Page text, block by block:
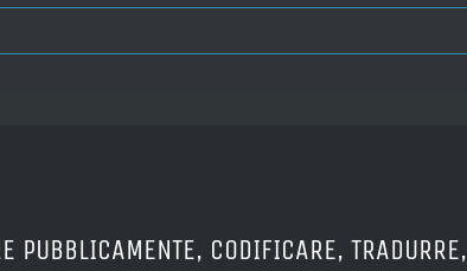
PUBBLICAMENTE, CODIFICARE, TRADURRE,